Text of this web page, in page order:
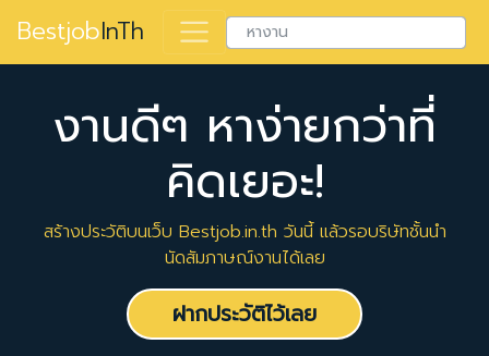
BestjobInTh
งานดีๆ หาง่ายกว่าที่
คิดเยอะ!
สร้างประวัติบนเว็บ Bestjob.in.th วันนี้ แล้วรอบริษัทชั้นนำ
นัดสัมภาษณ์งานได้เลย
ฝากประวัติไว้เลย